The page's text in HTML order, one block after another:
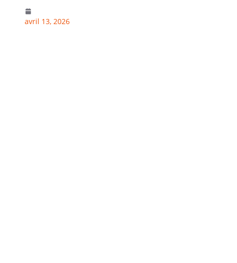
avril 13, 2026